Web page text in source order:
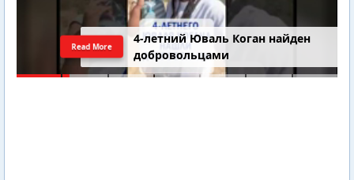
4-летний Юваль Коган найден
добровольцами
Read More